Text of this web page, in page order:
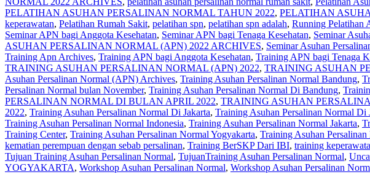
PELATIHAN ASUHAN PERSALINAN NORMAL TAHUN 2022, PELATIHAN
keperawatan, Pelatihan Rumah Sakit, pelatihan spn, pelatihan spn adalah, Running Pelatihan
Seminar APN bagi Anggota Kesehatan, Seminar APN bagi Tenaga Kesehatan, Seminar
ASUHAN PERSALINAN NORMAL (APN) 2022 ARCHIVES, Seminar Asuhan
Training Apn Archives, Training APN bagi Anggota Kesehatan, Training APN bagi Tenaga
TRAINING ASUHAN PERSALINAN NORMAL (APN) 2022, TRAINING ASUHAN
Asuhan Persalinan Normal (APN) Archives, Training Asuhan Persalinan Normal Bandung,
Persalinan Normal bulan November, Training Asuhan Persalinan Normal Di Bandung,
PERSALINAN NORMAL DI BULAN APRIL 2022, TRAINING ASUHAN
2022, Training Asuhan Persalinan Normal Di Jakarta, Training Asuhan Persalinan Normal Di
Training Asuhan Persalinan Normal Indonesia, Training Asuhan Persalinan Normal Jakarta,
Training Center, Training Asuhan Persalinan Normal Yogyakarta, Training Asuhan
kematian perempuan dengan sebab persalinan, Training BerSKP Dari IBI, training
Tujuan Training Asuhan Persalinan Normal, TujuanTraining Asuhan Persalinan Normal,
YOGYAKARTA, Workshop Asuhan Persalinan Normal, Workshop Asuhan Persalinan